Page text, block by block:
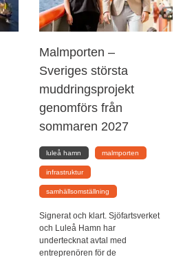
Malmporten –
Sveriges största
muddringsprojekt
genomförs från
sommaren 2027
luleå hamn malmporten
infrastruktur
samhällsomställning
Signerat och klart. Sjöfartsverket
och Luleå Hamn har
undertecknat avtal med
entreprenören för de